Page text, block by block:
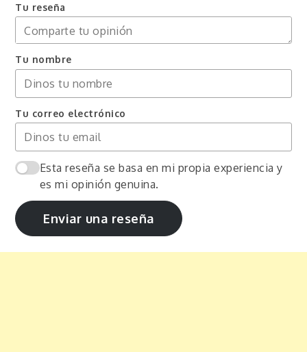
Tu reseña
Tu nombre
Tu correo electrónico
Esta reseña se basa en mi propia experiencia y
es mi opinión genuina.
Enviar una reseña